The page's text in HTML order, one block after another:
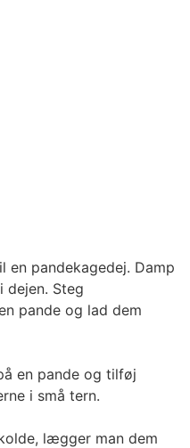
pandekagedej. Damp
dejen. Steg
pande og lad dem
en pande og tilføj
i små tern.
lægger man dem